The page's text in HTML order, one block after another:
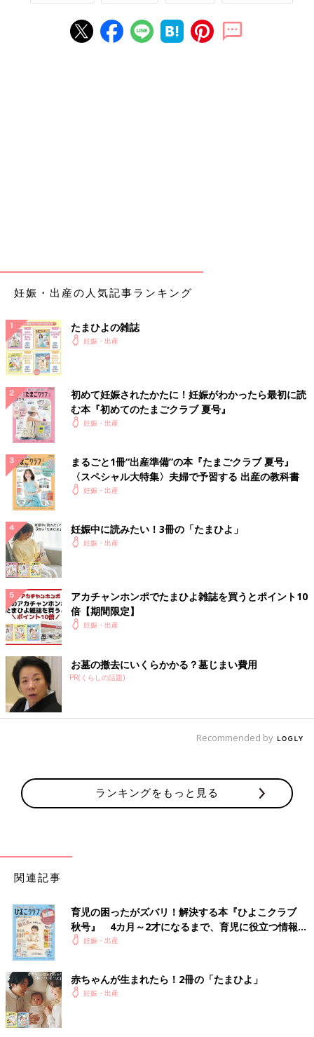
妊娠・出産の人気記事ランキング
たまひよの雑誌
妊娠・出産
初めて妊娠されたかたに！妊娠がわかったら最初に読
む本『初めてのたまごクラブ 夏号』
妊娠・出産
まるごと1冊“出産準備”の本『たまごクラブ 夏号』
〈スペシャル大特集〉夫婦で予習する 出産の教科書
妊娠・出産
妊娠中に読みたい！3冊の「たまひよ」
妊娠・出産
アカチャンホンポでたまひよ雑誌を買うとポイント10
倍【期間限定】
妊娠・出産
お墓の撤去にいくらかかる？墓じまい費用
PR(くらしの話題)
Recommended by
ランキングをもっと見る
関連記事
育児の困ったがズバリ！解決する本『ひよこクラブ
秋号』 4カ月～2才になるまで、育児に役立つ情報が
いっぱい！
妊娠・出産
赤ちゃんが生まれたら！2冊の「たまひよ」
妊娠・出産